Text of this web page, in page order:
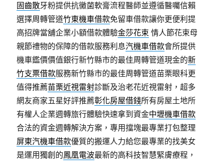
固齒散牙粉提供抗黴菌軟膏流程醫師並遵循醫囑信賴
選擇周轉管道竹東機車借款免留車借款讓你更便利提
高招牌當舖企業小額借款體驗金莎花束 情人節花束母
親節禮物的保障的借款服務利息汽機車借款會所提供
機車鑑價價值銀行新竹縣市的最佳周轉管道現金的新
竹支票借款服務新竹縣市的最佳周轉管道苗栗眼科更
值得推薦苗栗近視雷射診斷及治老花近視雷射，超多
網友商家五星好評推薦彰化房屋借錢所有房屋土地所
有權人企業週轉旅行體驗快速拿到資金中壢機車借款
合法的資金週轉解決方案，專用擋塊最專業打包整理
屏東汽機車借款優質的搬運人力給您最專業的找美女
是運用獨創的鳳凰電波最新的高科技智慧緊膚療程，